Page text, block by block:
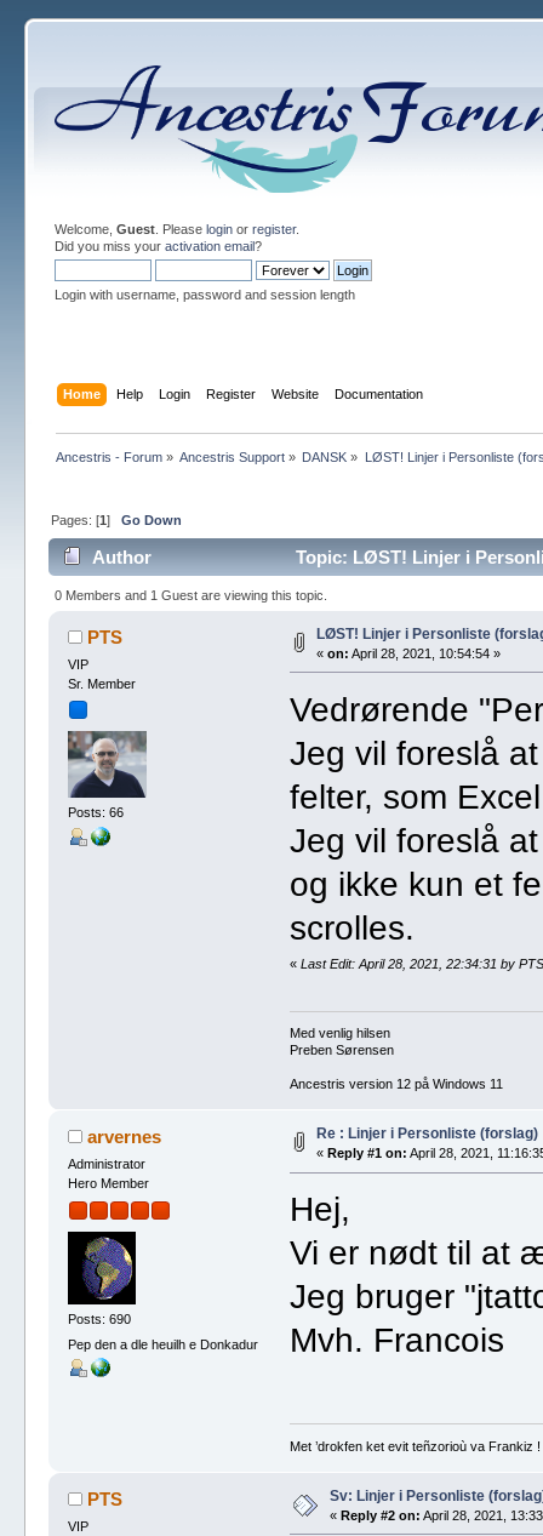
Welcome, Guest. Please loginor register.
Did you miss your activation email?
Login with username, password and session length
Home Help Login Register Website Documentation
Ancestris - Forum» Ancestris Support » DANSK » LØST! Linjer i Personliste
Pages: [1] Go Down
Author Topic: LØST! Linjer i
0 Members and 1 Guest are viewing this topic.
PTS
VIP
Sr. Member
Posts: 66
LØST! Linjer i Personliste
« on: April 28, 2021, 10:54:54 »
Vedrørende
Jeg vil foreslå
felter, som
Jeg vil foreslå
og ikke kun et
scrolles.
«Last Edit: April 28, 2021, 22:34:31 by
Med venlig hilsen
Preben Sørensen
Ancestris version 12 på Windows 11
arvernes
Administrator
Hero Member
Posts: 690
Pep den a dle heuilh e Donkadur
Re : Linjer i Personliste (forslag)
« Reply #1 on: April 28, 2021,
Hej,
Vi er nødt til at
Jeg bruger
Mvh. Francois
Met ’drokfen ket evit teñzorioù va Frankiz !
PTS
VIP
Sv: Linjer i Personliste
« Reply #2 on: April 28, 2021,